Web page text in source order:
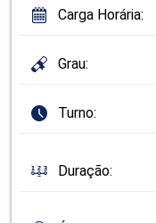
Carga Horária:
Grau:
Turno:
Duração: